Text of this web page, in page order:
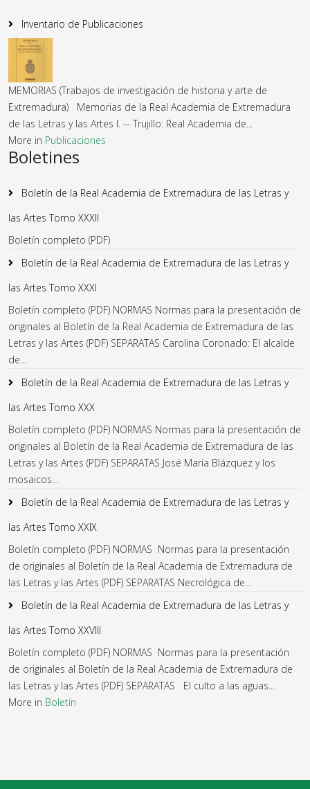
Inventario de Publicaciones
MEMORIAS (Trabajos de investigación de historia y arte de
Extremadura) Memorias de la Real Academia de Extremadura
de las Letras y las Artes I. -- Trujillo: Real Academia de...
More in Publicaciones
Boletines
Boletín de la Real Academia de Extremadura de las Letras y
las Artes Tomo XXXII
Boletín completo (PDF)
Boletín de la Real Academia de Extremadura de las Letras y
las Artes Tomo XXXI
Boletín completo (PDF) NORMAS Normas para la presentación de
originales al Boletín de la Real Academia de Extremadura de las
Letras y las Artes (PDF) SEPARATAS Carolina Coronado: El alcalde
de...
Boletín de la Real Academia de Extremadura de las Letras y
las Artes Tomo XXX
Boletín completo (PDF) NORMAS Normas para la presentación de
originales al Boletín de la Real Academia de Extremadura de las
Letras y las Artes (PDF) SEPARATAS José María Blázquez y los
mosaicos...
Boletín de la Real Academia de Extremadura de las Letras y
las Artes Tomo XXIX
Boletín completo (PDF) NORMAS Normas para la presentación
de originales al Boletín de la Real Academia de Extremadura de
las Letras y las Artes (PDF) SEPARATAS Necrológica de...
Boletín de la Real Academia de Extremadura de las Letras y
las Artes Tomo XXVIII
Boletín completo (PDF) NORMAS Normas para la presentación
de originales al Boletín de la Real Academia de Extremadura de
las Letras y las Artes (PDF) SEPARATAS El culto a las aguas...
More in Boletín